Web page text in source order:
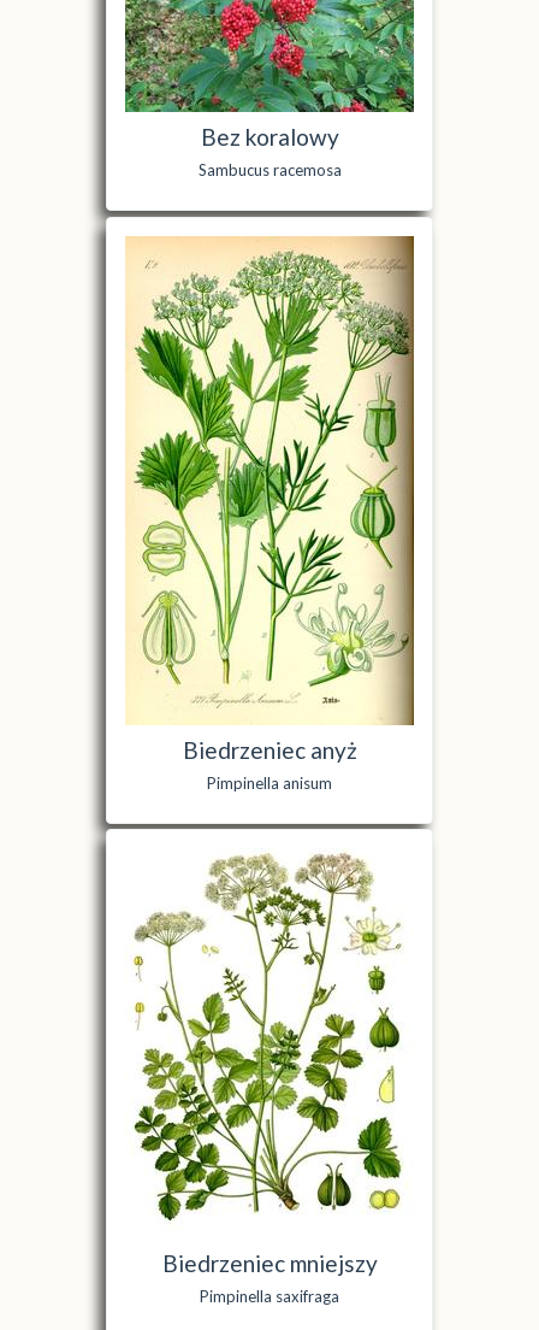
Bez koralowy
Sambucus racemosa
Biedrzeniec anyż
Pimpinella anisum
Biedrzeniec mniejszy
Pimpinella saxifraga